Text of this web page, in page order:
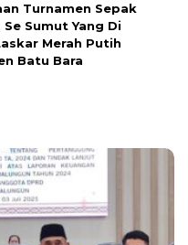
Turnamen Sepak
Se Sumut Yang Di
Merah Putih
Batu Bara